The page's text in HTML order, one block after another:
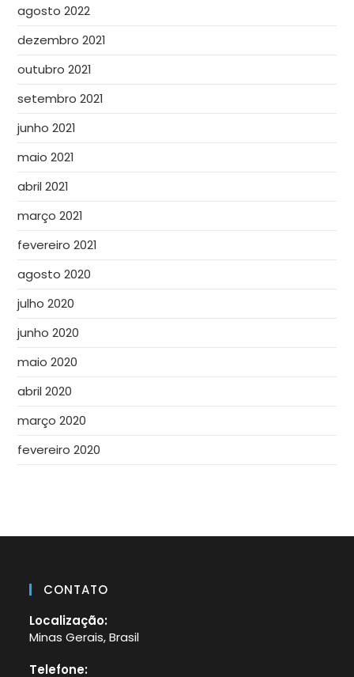
agosto 2022
dezembro 2021
outubro 2021
setembro 2021
junho 2021
maio 2021
abril 2021
março 2021
fevereiro 2021
agosto 2020
julho 2020
junho 2020
maio 2020
abril 2020
março 2020
fevereiro 2020
CONTATO
Localização:
Minas Gerais, Brasil
Telefone: